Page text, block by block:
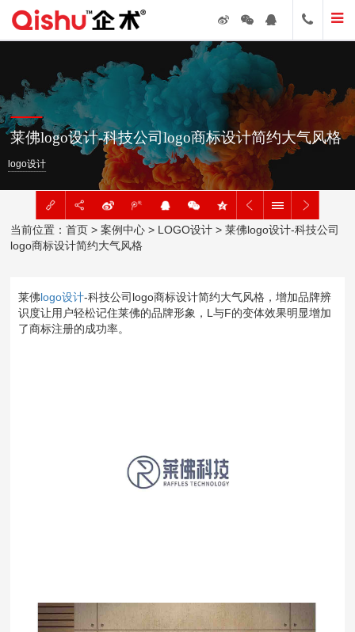
莱佛logo设计-科技公司logo商标设计简约大气风格
logo设计
当前位置：首页 >案例中心 > LOGO设计 > 莱佛logo设计-科技公司
logo商标设计简约大气风格
莱佛logo设计-科技公司logo商标设计简约大气风格，增加品牌辨
识度让用户轻松记住莱佛的品牌形象，L与F的变体效果明显增加
了商标注册的成功率。